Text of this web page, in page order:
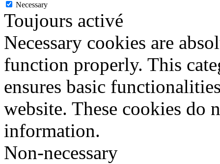
Necessary
Toujours activé
Necessary cookies are
function properly. This
ensures basic
website. These cookies do
information.
Non-necessary